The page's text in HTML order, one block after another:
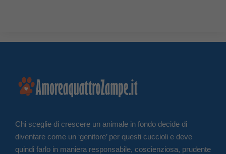
Chi sceglie di crescere un animale in fondo decide di
diventare come un ‘genitore’ per questi cuccioli e deve
quindi farlo in maniera responsabile, coscienziosa, prudente